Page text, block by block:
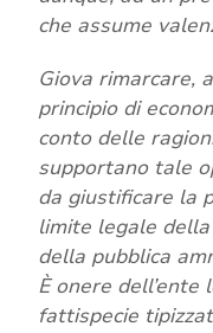
che assume
Giova rimarcare,
principio di
conto delle
supportano tale
da giustificare la
limite legale
della pubblica
È onere
fattispecie